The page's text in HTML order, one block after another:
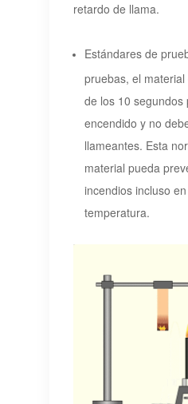
retardo de llama.
Estándares de
pruebas, el
de los 10 segundos
encendido y no
llameantes. Esta
material pueda
incendios incluso
temperatura.